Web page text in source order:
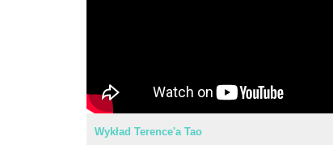
Wykład Terence'a Tao